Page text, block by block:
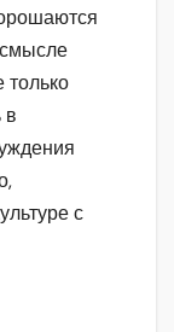
только
в
с